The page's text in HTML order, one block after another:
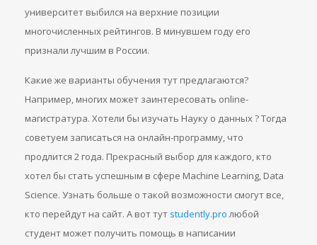
университет выбился на верхние позиции
многочисленных рейтингов. В минувшем году его
признали лучшим в России.
Какие же варианты обучения тут предлагаются?
Например, многих может заинтересовать online-
магистратура. Хотели бы изучать Науку о данных ? Тогда
советуем записаться на онлайн-программу, что
продлится 2 года. Прекрасный выбор для каждого, кто
хотел бы стать успешным в сфере Machine Learning, Data
Science. Узнать больше о такой возможности смогут все,
кто перейдут на сайт. А вот тут studently.proлюбой
студент может получить помощь в написании